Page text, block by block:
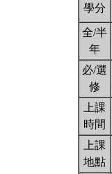
學分
全/半
年
必/選
修
上課
時間
上課
地點